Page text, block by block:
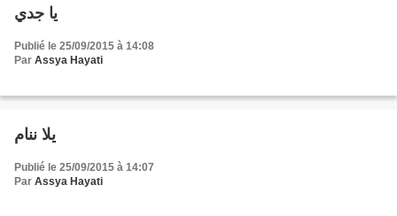
يا جدي
Publié le 25/09/2015 à 14:08
Par Assya Hayati
يلا ننام
Publié le 25/09/2015 à 14:07
Par Assya Hayati